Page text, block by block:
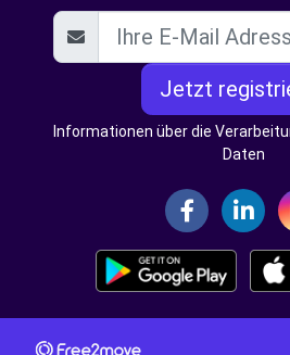
Jetzt
Informationen über die
Daten